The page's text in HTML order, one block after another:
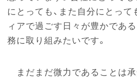
にとっても、また自分にとって
ィアで過ごす日々が豊かであ
務に取り組みたいです。
まだまだ微力であることは